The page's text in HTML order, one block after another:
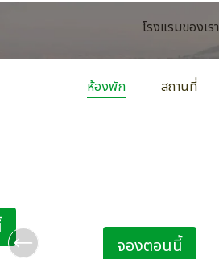
โรงแรมของเรา
ห้องพัก สถานที่
จองตอนนี้